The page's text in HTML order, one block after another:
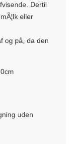
Dertil
eller
og på, da den
uden